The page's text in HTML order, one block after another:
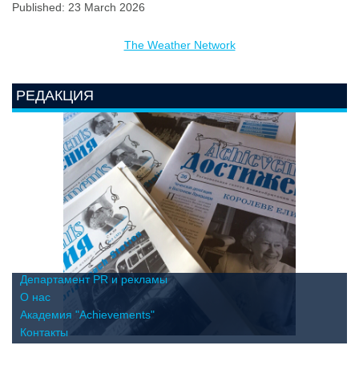
Published: 23 March 2026
The Weather Network
РЕДАКЦИЯ
Департамент PR и рекламы
О нас
Академия "Achievements"
Контакты